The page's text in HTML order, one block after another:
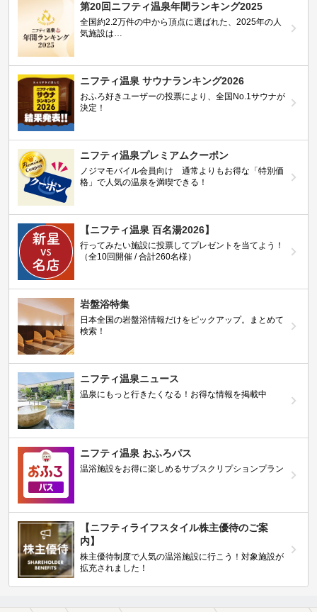
第20回ニフティ温泉年間ランキング2025
全国約2.2万件の中から頂点に選ばれた、2025年の人
気施設は…
ニフティ温泉 サウナランキング2026
おふろ好きユーザーの投票により、全国No.1サウナが
決定！
ニフティ温泉プレミアムクーポン
ノジマモバイル会員向け 通常よりもお得な「特別価
格」で人気の温泉を満喫できる！
【ニフティ温泉 百名湯2026】
行ってみたい施設に投票してプレゼントを当てよう！
（全10回開催 / 合計260名様）
岩盤浴特集
日本全国の岩盤浴情報だけをピックアップ。まとめて
検索！
ニフティ温泉ニュース
温泉にもっと行きたくなる！お得な情報を掲載中
ニフティ温泉 おふろパス
温浴施設をお得に楽しめるサブスクリプションプラン
【ニフティライフスタイル株主優待のご案
内】
株主優待制度で人気の温浴施設に行こう！対象施設が
拡充されました！